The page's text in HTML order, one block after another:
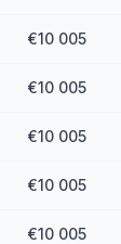
€10 005
€10 005
€10 005
€10 005
€10 005